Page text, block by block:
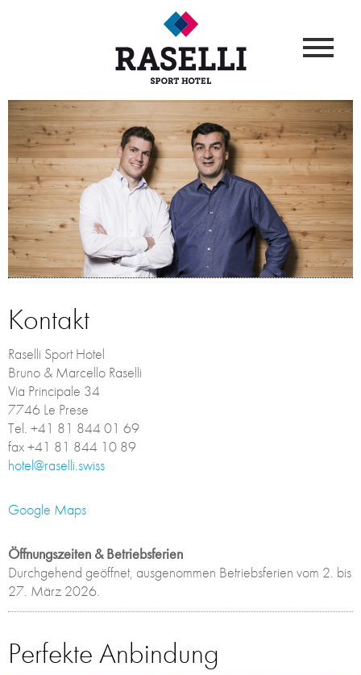
Kontakt
Raselli Sport Hotel
Bruno & Marcello Raselli
Via Principale 34
7746 Le Prese
Tel. +41 81 844 01 69
fax +41 81 844 10 89
hotel@raselli.swiss
Google Maps
Öffnungszeiten & Betriebsferien
Durchgehend geöffnet, ausgenommen Betriebsferien vom 2. bis
27. März 2026.
Perfekte Anbindung